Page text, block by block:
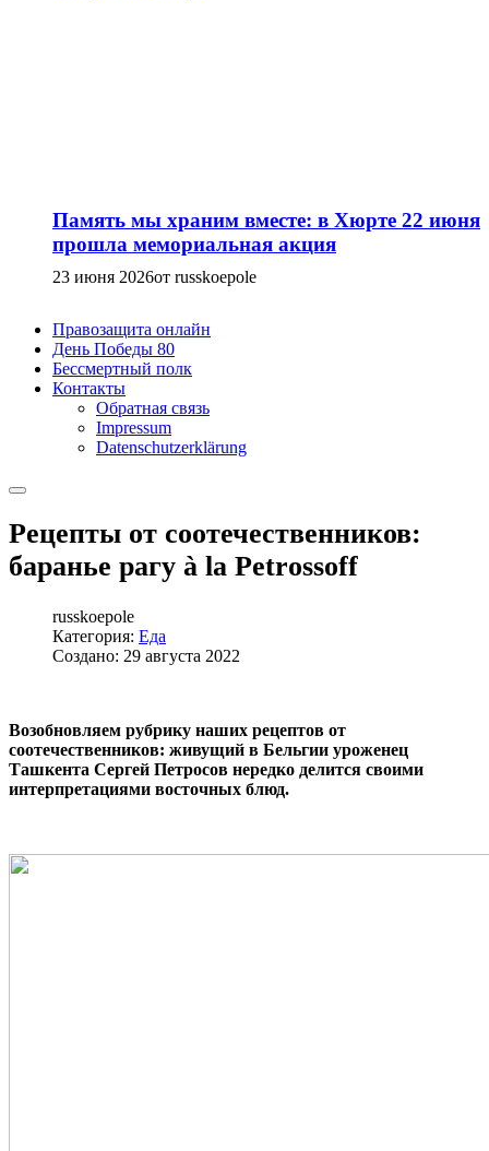
Память мы храним вместе: в Хюрте 22 июня
прошла мемориальная акция
23 июня 2026от russkoepole
Правозащита онлайн
День Победы 80
Бессмертный полк
Контакты
Обратная связь
Impressum
Datenschutzerklärung
Рецепты от соотечественников:
баранье рагу à la Petrossoff
russkoepole
Категория: Еда
Создано: 29 августа 2022
Возобновляем рубрику наших рецептов от
соотечественников: живущий в Бельгии уроженец
Ташкента Сергей Петросов нередко делится своими
интерпретациями восточных блюд.